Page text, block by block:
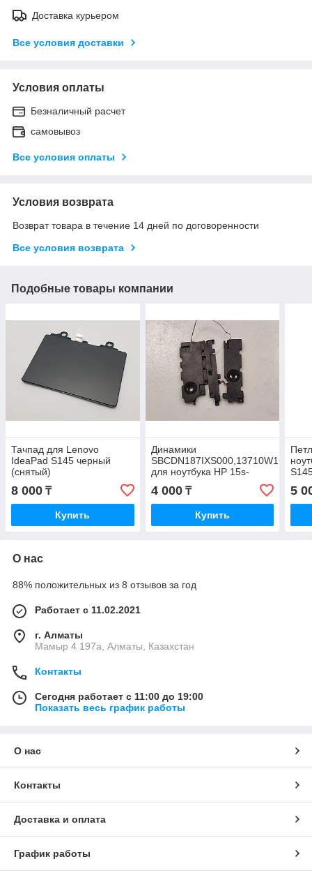
Доставка курьером
Все условия доставки
Условия оплаты
Безналичный расчет
самовывоз
Все условия оплаты
Условия возврата
Возврат товара в течение 14 дней по договоренности
Все условия возврата
Подобные товары компании
Тачпад для Lenovo
IdeaPad S145 черный
(снятый)
8 000 ₸
Купить
Динамики
SBCDN187IXS000,13710W1G
для ноутбука HP 15s-
eq1319ur снятый
оригинал
4 000₸
Купить
5
О нас
88% положительных из 8 отзывов за год
Работает с 11.02.2021
г. Алматы
Мамыр 4 197а, Алматы, Казахстан
Контакты
Сегодня работает с 11:00 до 19:00
Показать весь график работы
О нас
Контакты
Доставка и оплата
График работы